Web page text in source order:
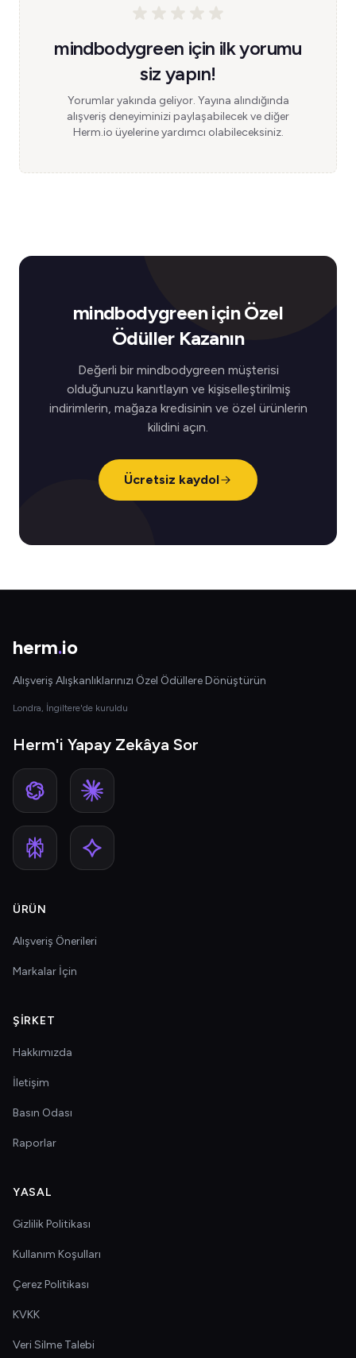
mindbodygreen için ilk yorumu
siz yapın!
Yorumlar yakında geliyor. Yayına alındığında
alışveriş deneyiminizi paylaşabilecek ve diğer
Herm.io üyelerine yardımcı olabileceksiniz.
mindbodygreen için Özel
Ödüller Kazanın
Değerli bir mindbodygreen müşterisi
olduğunuzu kanıtlayın ve kişiselleştirilmiş
indirimlerin, mağaza kredisinin ve özel ürünlerin
kilidini açın.
Ücretsiz kaydol
herm.io
Alışveriş Alışkanlıklarınızı Özel Ödüllere Dönüştürün
Londra, İngiltere'de kuruldu
Herm'i Yapay Zekâya Sor
ÜRÜN
Alışveriş Önerileri
Markalar İçin
ŞIRKET
Hakkımızda
İletişim
Basın Odası
Raporlar
YASAL
Gizlilik Politikası
Kullanım Koşulları
Çerez Politikası
KVKK
Veri Silme Talebi